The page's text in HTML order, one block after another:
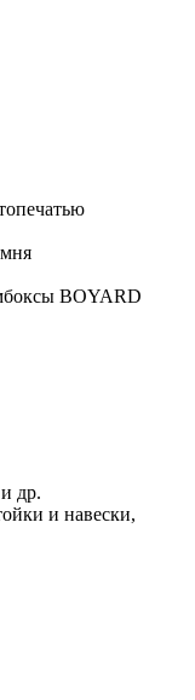
BOYARD
др.
и навески,